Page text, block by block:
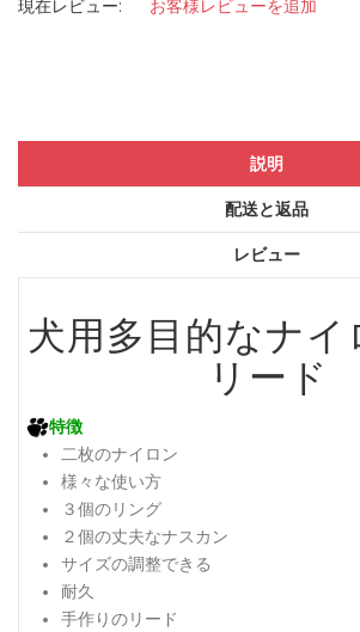
現在レビュー: お客様レビューを追加
説明
配送と返品
レビュー
犬用多目的なナイ
リード
特徴
二枚のナイロン
様々な使い方
３個のリング
２個の丈夫なナスカン
サイズの調整できる
耐久
手作りのリード